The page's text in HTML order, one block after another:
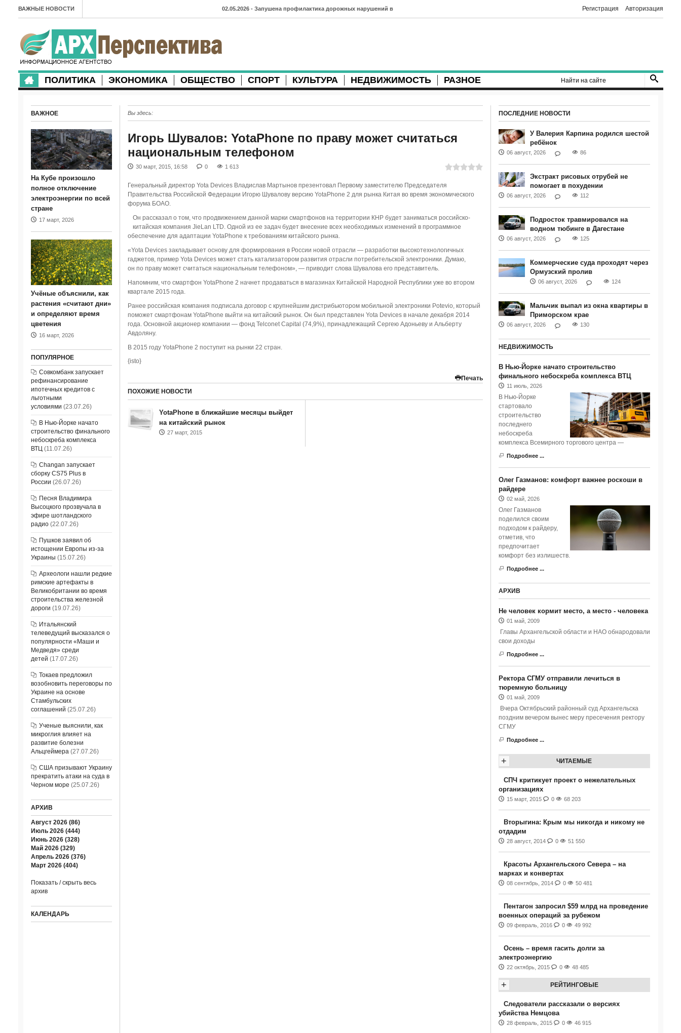
ВАЖНЫЕ НОВОСТИ 02.05.2026 - Запушена профилактика дорожных нарушений в
27.04.2026 - Губернатор Архангельской области контролирует
23.04.2026 - Детский экологический форум усилит
продолжают затруднять движение
21.04.2026 - Выгуливание собак: правила и штрафы в России
20.04.2026 - Итоги хоккейного сезона в Архангельске: яркие
матчи и новые победы
появились в Монтгомери
Регистрация Авторизация
ПОЛИТИКА ЭКОНОМИКА ОБЩЕСТВО СПОРТ КУЛЬТУРА НЕДВИЖИМОСТЬ РАЗНОЕ
Вы здесь:
Игорь Шувалов: YotaPhone по праву может считаться
национальным телефоном
30 март, 2015, 16:58 0 1 613
Генеральный директор Yota Devices Владислав Мартынов презентовал Первому заместителю Председателя
Правительства Российской Федерации Игорю Шувалову версию YotaPhone 2 для рынка Китая во время экономического
форума БOAO.
Он рассказал о том, что продвижением данной марки смартфонов на территории КНР будет заниматься российско-
китайская компания JieLan LTD. Одной из ее задач будет внесение всех необходимых изменений в программное
обеспечение для адаптации YotaPhone к требованиям китайского рынка.
«Yota Devices закладывает основу для формирования в России новой отрасли — разработки высокотехнологичных
гаджетов, пример Yota Devices может стать катализатором развития отрасли потребительской электроники. Думаю,
он по праву может считаться национальным телефоном», — приводит слова Шувалова его представитель.
Напомним, что смартфон YotaPhone 2 начнет продаваться в магазинах Китайской Народной Республики уже во втором
квартале 2015 года.
Ранее российская компания подписала договор с крупнейшим дистрибьютором мобильной электроники Potevio, который
поможет смартфонам YotaPhone выйти на китайский рынок. Он был представлен Yota Devices в начале декабря 2014
года. Основной акционер компании — фонд Telconet Capital (74,9%), принадлежащий Сергею Адоньеву и Альберту
Авдоляну.
В 2015 году YotaPhone 2 поступит на рынки 22 стран.
{isto}
Печать
ПОХОЖИЕ НОВОСТИ
YotaPhone в ближайшие месяцы выйдет
на китайский рынок
27 март, 2015
ПОСЛЕДНИЕ НОВОСТИ
У Валерия Карпина родился шестой
ребёнок
06 август, 2026 86
Экстракт рисовых отрубей не
помогает в похудении
06 август, 2026 112
Подросток травмировался на
водном тюбинге в Дагестане
06 август, 2026 125
Коммерческие суда проходят через
Ормузский пролив
06 август, 2026 124
Мальчик выпал из окна квартиры в
Приморском крае
06 август, 2026 130
НЕДВИЖИМОСТЬ
В Нью-Йорке начато строительство
финального небоскреба комплекса ВТЦ
11 июль, 2026
В Нью-Йорке
стартовало
строительство
последнего
небоскреба
комплекса Всемирного торгового центра —
Подробнее ...
Олег Газманов: комфорт важнее роскоши в
райдере
02 май, 2026
Олег Газманов
поделился своим
подходом к райдеру,
отметив, что
предпочитает
комфорт без излишеств.
Подробнее ...
АРХИВ
Не человек кормит место, а место - человека
01 май, 2009
Главы Архангельской области и НАО обнародовали
свои доходы
Подробнее ...
Ректора СГМУ отправили лечиться в
тюремную больницу
01 май, 2009
Вчера Октябрьский районный суд Архангельска
поздним вечером вынес меру пресечения ректору
СГМУ
Подробнее ...
ЧИТАЕМЫЕ
+
СПЧ критикует проект о нежелательных
организациях
15 март, 2015 0 68 203
Вторыгина: Крым мы никогда и никому не
отдадим
28 август, 2014 0 51 550
Красоты Архангельского Севера – на
марках и конвертах
08 сентябрь, 2014 0 50 481
Пентагон запросил $59 млрд на проведение
военных операций за рубежом
09 февраль, 2016 0 49 992
Осень – время гасить долги за
электроэнергию
22 октябрь, 2015 0 48 485
РЕЙТИНГОВЫЕ
+
Следователи рассказали о версиях
убийства Немцова
28 февраль, 2015 0 46 915
ВАЖНОЕ
На Кубе произошло
полное отключение
электроэнергии по всей
стране
17 март, 2026
Учёные объяснили, как
растения «считают дни»
и определяют время
цветения
16 март, 2026
ПОПУЛЯРНОЕ
Совкомбанк запускает
рефинансирование
ипотечных кредитов с
льготными
условиями (23.07.26)
В Нью-Йорке начато
строительство финального
небоскреба комплекса
ВТЦ(11.07.26)
Changan запускает
сборку CS75 Plus в
России (26.07.26)
Песня Владимира
Высоцкого прозвучала в
эфире шотландского
радио(22.07.26)
Пушков заявил об
истощении Европы из-за
Украины (15.07.26)
Археологи нашли редкие
римские артефакты в
Великобритании во время
строительства железной
дороги (19.07.26)
Итальянский
телеведущий высказался о
популярности «Маши и
Медведя» среди
детей (17.07.26)
Токаев предложил
возобновить переговоры по
Украине на основе
Стамбульских
соглашений (25.07.26)
Ученые выяснили, как
микроглия влияет на
развитие болезни
Альцгеймера(27.07.26)
США призывают Украину
прекратить атаки на суда в
Черном море (25.07.26)
АРХИВ
Август 2026 (86)
Июль 2026 (444)
Июнь 2026 (328)
Май 2026 (329)
Апрель 2026 (376)
Март 2026 (404)
Показать / скрыть весь
архив
КАЛЕНДАРЬ